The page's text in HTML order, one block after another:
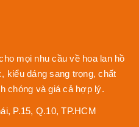
mọi nhu cầu về hoa lan hồ
kiểu dáng sang trọng, chất
chóng và giá cả hợp lý.
P.15, Q.10, TP.HCM